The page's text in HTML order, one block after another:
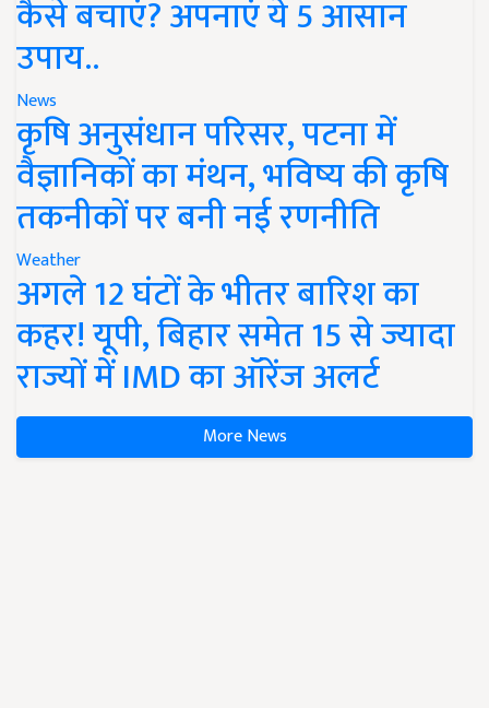
कैसे बचाएं? अपनाएं ये 5 आसान
उपाय..
News
कृषि अनुसंधान परिसर, पटना में
वैज्ञानिकों का मंथन, भविष्य की कृषि
तकनीकों पर बनी नई रणनीति
Weather
अगले 12 घंटों के भीतर बारिश का
कहर! यूपी, बिहार समेत 15 से ज्यादा
राज्यों में IMD का ऑरेंज अलर्ट
More News